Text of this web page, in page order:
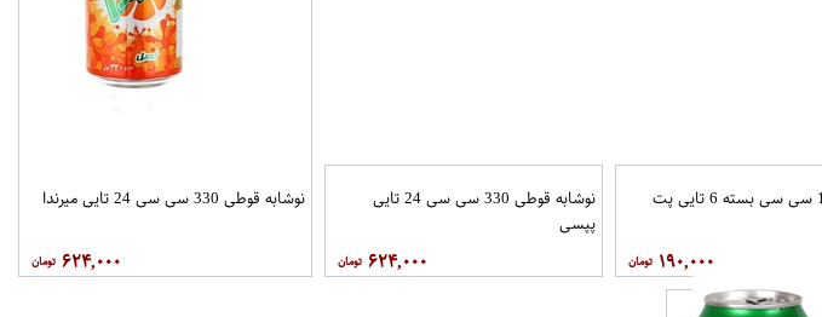
نوشابه کولا 1500 سی سی بسته 6 تایی پت
۱۹۰,۰۰۰
نوشابه قوطی 330 سی سی 24 تایی
پپسی
۶۲۴,۰۰۰
نوشابه قوطی 330 سی سی 24 تایی میرندا
۶۲۴,۰۰۰